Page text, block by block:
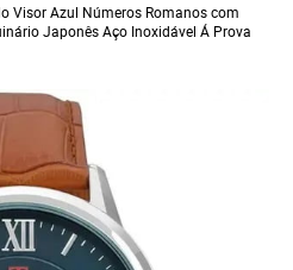
Visor Azul Números Romanos com
Japonês Aço Inoxidável Á Prova